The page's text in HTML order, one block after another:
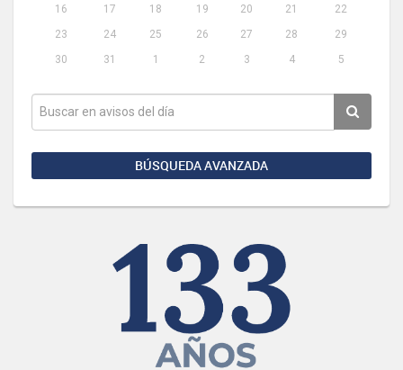
16
17 18 19 20 21
22
23
24 25 26 27 28
29
30
31 1 2 3 4 5
BÚSQUEDA AVANZADA